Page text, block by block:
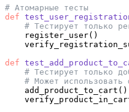
# Атомарные тесты
def
# Тестирует только
    register_user()
def
# Тестирует только
# Может использовать
    add_product_to_cart()